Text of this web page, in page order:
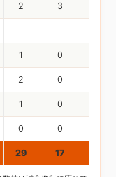
2 3
1 0
2 0
1 0
0 0
29 17